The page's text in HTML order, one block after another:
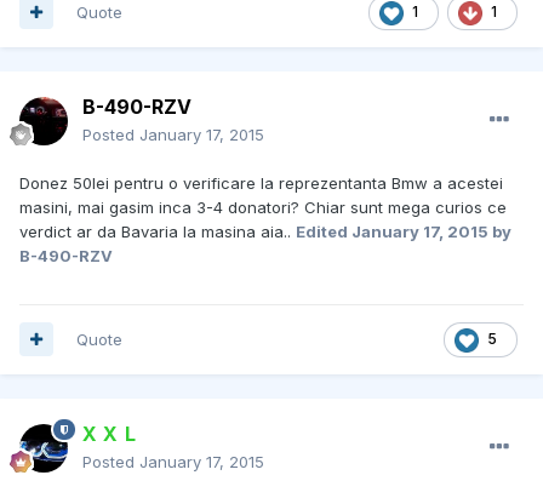
1 1
Quote
B-490-RZV
Posted January 17, 2015
Donez 50lei pentru o verificare la reprezentanta Bmw a acestei
masini, mai gasim inca 3-4 donatori? Chiar sunt mega curios ce
verdict ar da Bavaria la masina aia.. Edited January 17, 2015 by
B-490-RZV
5
Quote
X X L
Posted January 17, 2015